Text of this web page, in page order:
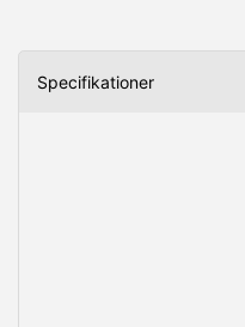
Specifikationer